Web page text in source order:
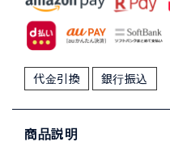
代金引換 銀行振込
商品説明